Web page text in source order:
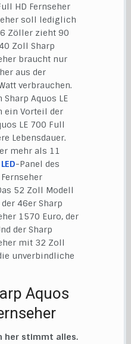
HD Fernseher
soll lediglich
Zöller zieht 90
Zoll Sharp
braucht nur
aus der
verbrauchen.
Aquos LE
ein Vorteil der
LE 700 Full
Lebensdauer.
mehr als 11
LED-Panel des
52 Zoll Modell
46er Sharp
1570 Euro, der
der Sharp
mit 32 Zoll
unverbindliche
Aquos
her stimmt alles.